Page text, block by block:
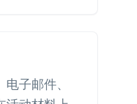
子邮件、